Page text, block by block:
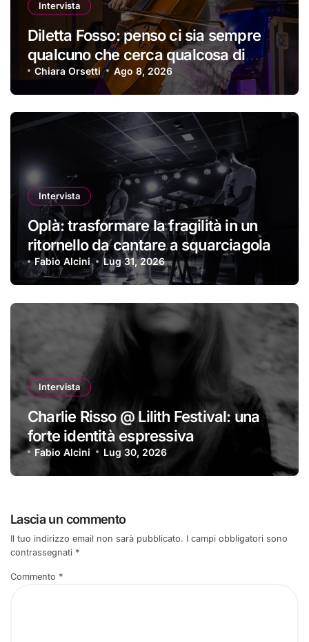
Intervista
Diletta Fosso: penso ci sia sempre
qualcuno che cerca qualcosa di
nuovo
Chiara Orsetti Ago 8, 2026
Intervista
Oplà: trasformare la fragilità in un
ritornello da cantare a squarciagola
Fabio Alcini Lug 31, 2026
Intervista
Charlie Risso @ Lilith Festival: una
forte identità espressiva
Fabio Alcini Lug 30, 2026
Lascia un commento
Il tuo indirizzo email non sarà pubblicato. I campi obbligatori sono
contrassegnati *
Commento *